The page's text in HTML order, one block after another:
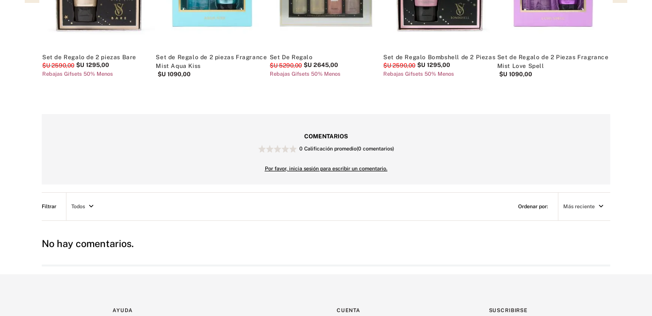
Set de Regalo de 2 piezas Bare
$U 2590,00 $U 1295,00
Rebajas Gifsets 50% Menos
Set de Regalo de 2 piezas Fragrance
Mist Aqua Kiss
$U 1090,00
Set De Regalo
$U 5290,00 $U 2645,00
Rebajas Gifsets 50% Menos
Set de Regalo Bombshell de 2 Piezas
$U 2590,00 $U 1295,00
Rebajas Gifsets 50% Menos
Set de Regalo de 2 Piezas Fragrance
Mist Love Spell
$U 1090,00
Set de
COMENTARIOS
0 Calificación promedio(0 comentarios)
Por favor, inicia sesión para escribir un comentario.
Más reciente
Todos
No hay comentarios.
AYUDA CUENTA SUSCRIBIRSE